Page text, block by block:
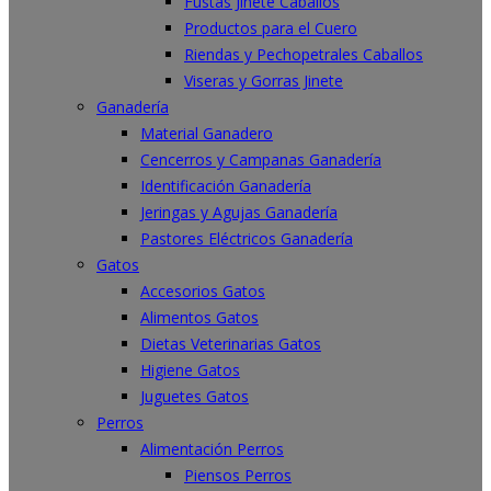
Productos para el Cuero
Riendas y Pechopetrales Caballos
Viseras y Gorras Jinete
Ganadería
Material Ganadero
Cencerros y Campanas Ganadería
Identificación Ganadería
Jeringas y Agujas Ganadería
Pastores Eléctricos Ganadería
Gatos
Accesorios Gatos
Alimentos Gatos
Dietas Veterinarias Gatos
Higiene Gatos
Juguetes Gatos
Perros
Alimentación Perros
Piensos Perros